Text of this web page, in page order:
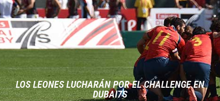
LOS LEONES LUCHARÁN POR EL CHALLENGE EN
DUBAI7S